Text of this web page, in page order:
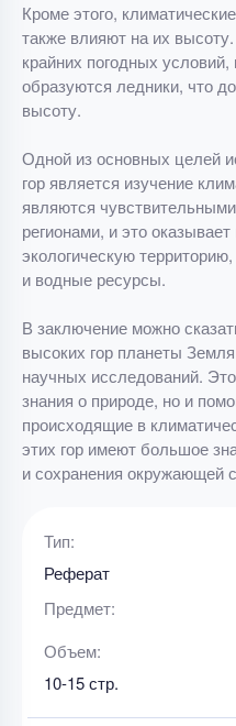
Кроме этого,
также влияют на их
крайних погодных
образуются ледники, что
высоту.
Одной из основных целей
гор является изучение
являются
регионами, и это
экологическую
и водные ресурсы.
В заключение можно
высоких гор планеты
научных исследований.
знания о природе, но и
происходящие в
этих гор имеют большое
и сохранения окружающей
Тип:
Реферат
Предмет:
Объем:
10-15 стр.